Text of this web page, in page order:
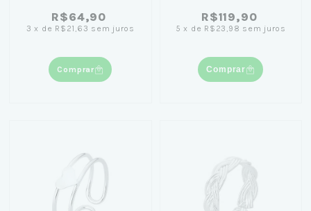
R$64,90
3 x de R$21,63 sem juros
Comprar
R$119,90
5 x de R$23,98 sem juros
Comprar